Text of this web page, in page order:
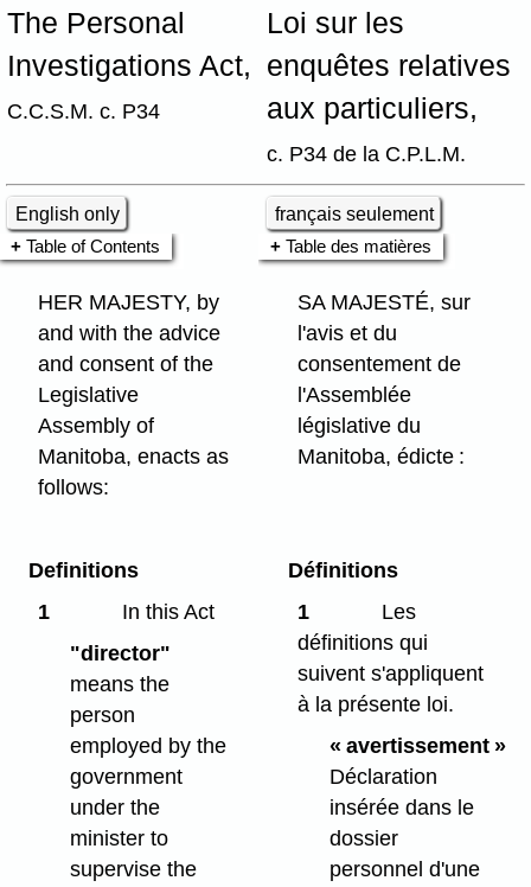
The Personal
Investigations Act,
C.C.S.M. c. P34
Loi sur les
enquêtes relatives
aux particuliers,
c. P34 de la C.P.L.M.
English only
français seulement
Table of Contents
Table des matières
HER MAJESTY, by
and with the advice
and consent of the
Legislative
Assembly of
Manitoba, enacts as
follows:
SA MAJESTÉ, sur
l'avis et du
consentement de
l'Assemblée
législative du
Manitoba, édicte :
Definitions
1
In this Act
"director"
means the
person
employed by the
government
under the
minister to
supervise the
Définitions
1
Les
définitions qui
suivent s'appliquent
à la présente loi.
« avertissement »
Déclaration
insérée dans le
dossier
personnel d'une